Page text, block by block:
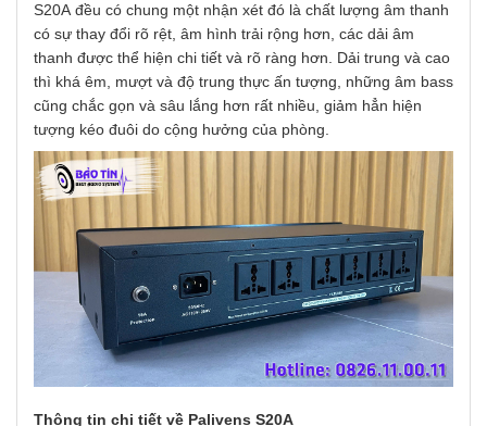
S20A đều có chung một nhận xét đó là chất lượng âm thanh
có sự thay đổi rõ rệt, âm hình trải rộng hơn, các dải âm
thanh được thể hiện chi tiết và rõ ràng hơn. Dải trung và cao
thì khá êm, mượt và độ trung thực ấn tượng, những âm bass
cũng chắc gọn và sâu lắng hơn rất nhiều, giảm hẳn hiện
tượng kéo đuôi do cộng hưởng của phòng.
Thông tin chi tiết về Palivens S20A